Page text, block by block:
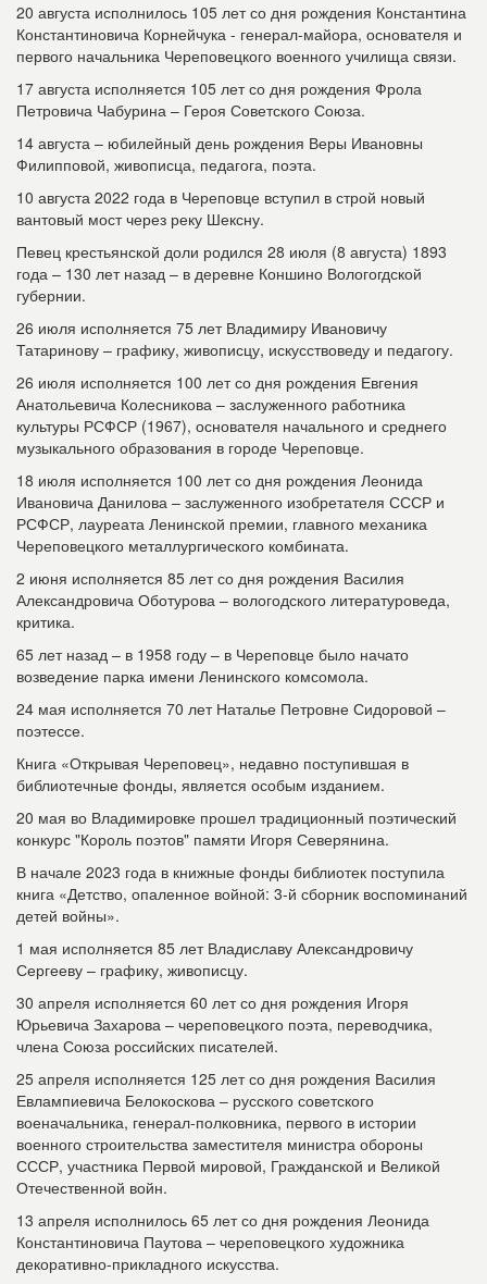
20 августа исполнилось 105 лет со дня рождения Константина
Константиновича Корнейчука - генерал-майора, основателя и
первого начальника Череповецкого военного училища связи.
17 августа исполняется 105 лет со дня рождения Фрола
Петровича Чабурина – Героя Советского Союза.
14 августа – юбилейный день рождения Веры Ивановны
Филипповой, живописца, педагога, поэта.
10 августа 2022 года в Череповце вступил в строй новый
вантовый мост через реку Шексну.
Певец крестьянской доли родился 28 июля (8 августа) 1893
года – 130 лет назад – в деревне Коншино Вологогдской
губернии.
26 июля исполняется 75 лет Владимиру Ивановичу
Татаринову – графику, живописцу, искусствоведу и педагогу.
26 июля исполняется 100 лет со дня рождения Евгения
Анатольевича Колесникова – заслуженного работника
культуры РСФСР (1967), основателя начального и среднего
музыкального образования в городе Череповце.
18 июля исполняется 100 лет со дня рождения Леонида
Ивановича Данилова – заслуженного изобретателя СССР и
РСФСР, лауреата Ленинской премии, главного механика
Череповецкого металлургического комбината.
2 июня исполняется 85 лет со дня рождения Василия
Александровича Оботурова – вологодского литературоведа,
критика.
65 лет назад – в 1958 году – в Череповце было начато
возведение парка имени Ленинского комсомола.
24 мая исполняется 70 лет Наталье Петровне Сидоровой –
поэтессе.
Книга «Открывая Череповец», недавно поступившая в
библиотечные фонды, является особым изданием.
20 мая во Владимировке прошел традиционный поэтический
конкурс "Король поэтов" памяти Игоря Северянина.
В начале 2023 года в книжные фонды библиотек поступила
книга «Детство, опаленное войной: 3-й сборник воспоминаний
детей войны».
1 мая исполняется 85 лет Владиславу Александровичу
Сергееву – графику, живописцу.
30 апреля исполняется 60 лет со дня рождения Игоря
Юрьевича Захарова – череповецкого поэта, переводчика,
члена Союза российских писателей.
25 апреля исполняется 125 лет со дня рождения Василия
Евлампиевича Белокоскова – русского советского
военачальника, генерал-полковника, первого в истории
военного строительства заместителя министра обороны
СССР, участника Первой мировой, Гражданской и Великой
Отечественной войн.
13 апреля исполнилось 65 лет со дня рождения Леонида
Константиновича Паутова – череповецкого художника
декоративно-прикладного искусства.